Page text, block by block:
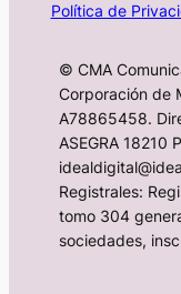
Política de
© CMA
Corporación de
A78865458.
ASEGRA 18210
Registrales:
tomo 304
sociedades,